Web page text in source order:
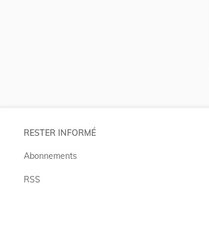
RESTER INFORMÉ
Abonnements
RSS